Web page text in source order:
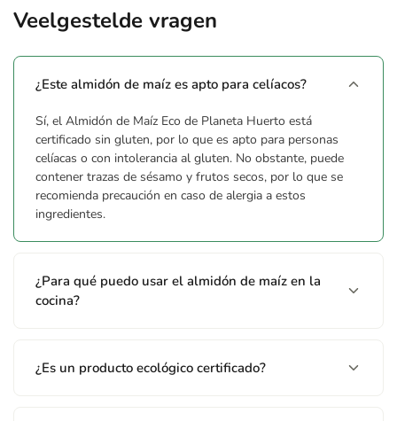
Veelgestelde vragen
¿Este almidón de maíz es apto para celíacos?
Sí, el Almidón de Maíz Eco de Planeta Huerto está
certificado sin gluten, por lo que es apto para personas
celíacas o con intolerancia al gluten. No obstante, puede
contener trazas de sésamo y frutos secos, por lo que se
recomienda precaución en caso de alergia a estos
ingredientes.
¿Para qué puedo usar el almidón de maíz en la
cocina?
¿Es un producto ecológico certificado?